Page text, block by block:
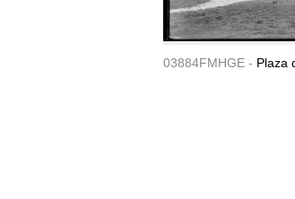
03884FMHGE - Plaza